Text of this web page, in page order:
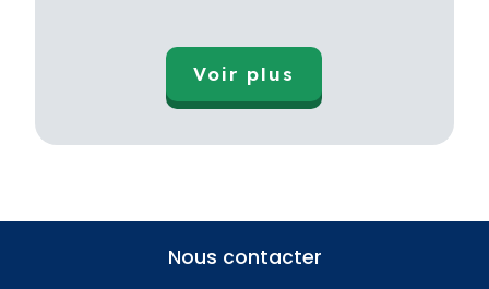
Voir plus
Nous contacter